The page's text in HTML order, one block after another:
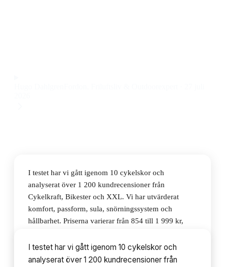
I testet har vi gått igenom 10 cykelskor och
analyserat över 1 200 kundrecensioner från
Cykelkraft, Bikester och XXL. Vi har utvärderat
komfort, passform, sula, snörningssystem och
hållbarhet. Priserna varierar från 854 till 1 999 kr,
Innehållsförteckning 10avsnitt
I testet har vi gått igenom 10 cykelskor och
analyserat över 1 200 kundrecensioner från